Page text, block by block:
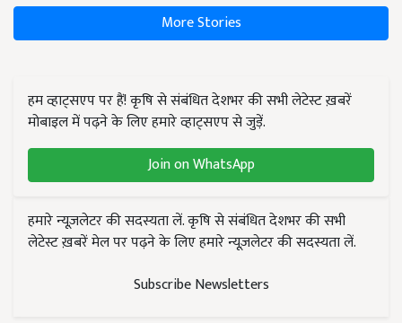
More Stories
हम व्हाट्सएप पर हैं! कृषि से संबंधित देशभर की सभी लेटेस्ट ख़बरें
मोबाइल में पढ़ने के लिए हमारे व्हाट्सएप से जुड़ें.
Join on WhatsApp
हमारे न्यूज़लेटर की सदस्यता लें. कृषि से संबंधित देशभर की सभी
लेटेस्ट ख़बरें मेल पर पढ़ने के लिए हमारे न्यूज़लेटर की सदस्यता लें.
Subscribe Newsletters